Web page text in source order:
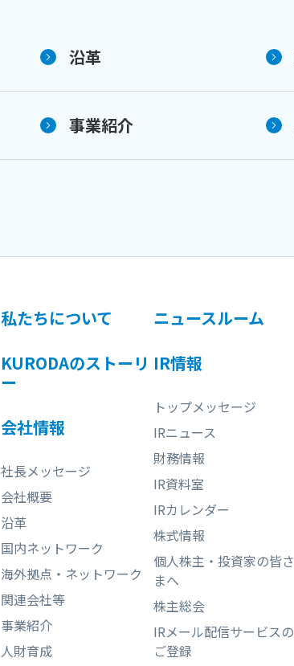
沿革
事業紹介
私たちについて
KURODAのストーリ
ー
会社情報
社長メッセージ
会社概要
沿革
国内ネットワーク
海外拠点・ネットワーク
関連会社等
事業紹介
人財育成
ニュースルーム
IR情報
トップメッセージ
IRニュース
財務情報
IR資料室
IRカレンダー
株式情報
個人株主・投資家の皆さ
まへ
株主総会
IRメール配信サービスの
ご登録